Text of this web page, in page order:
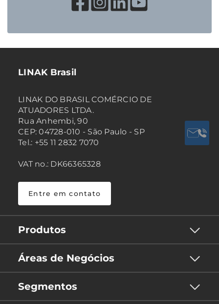
LINAK Brasil
LINAK DO BRASIL COMÉRCIO DE
ATUADORES LTDA.
Rua Anhembi, 90
CEP: 04728-010 - São Paulo - SP
Tel.: +55 11 2832 7070
VAT no.: DK66365328
Entre em contato
Produtos
Áreas de Negócios
Segmentos